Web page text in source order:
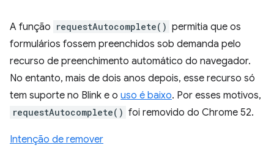
A função requestAutocomplete() permitia que os
formulários fossem preenchidos sob demanda pelo
recurso de preenchimento automático do navegador.
No entanto, mais de dois anos depois, esse recurso só
tem suporte no Blink e o uso é baixo. Por esses motivos,
requestAutocomplete() foi removido do Chrome 52.
Intenção de remover